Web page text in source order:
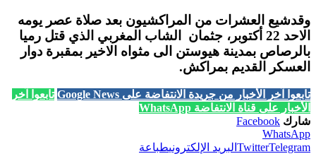
وقدشيع العشرات من المراكشيون بعد صلاة عصر يومه
الاحد 22 أكتوبر، جثمان الشاب المغربي الذي قتل رميا
بالرصاص بمدينة هيوستن الى مثواه الاخير بمقبرة دوار
العسكر القديم بمراكش.
تابعوا آخر الأخبار من جريدة الانتفاضة على Google News
تابعوا آخر
الأخبار على قناة الانتفاضة WhatsApp
شارك Facebook
WhatsApp
TwitterTelegram البريد الإلكترونيطباعة